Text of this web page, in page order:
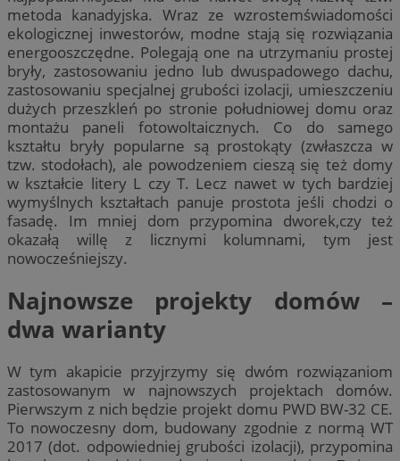
metoda kanadyjska. Wraz ze wzrostemświadomości
ekologicznej inwestorów, modne stają się rozwiązania
energooszczędne. Polegają one na utrzymaniu prostej
bryły, zastosowaniu jedno lub dwuspadowego dachu,
zastosowaniu specjalnej grubości izolacji, umieszczeniu
dużych przeszkleń po stronie południowej domu oraz
montażu paneli fotowoltaicznych. Co do samego
kształtu bryły popularne są prostokąty (zwłaszcza w
tzw. stodołach), ale powodzeniem cieszą się też domy
w kształcie litery L czy T. Lecz nawet w tych bardziej
wymyślnych kształtach panuje prostota jeśli chodzi o
fasadę. Im mniej dom przypomina dworek,czy też
okazałą willę z licznymi kolumnami, tym jest
nowocześniejszy.
Najnowsze projekty domów –
dwa warianty
W tym akapicie przyjrzymy się dwóm rozwiązaniom
zastosowanym w najnowszych projektach domów.
Pierwszym z nich będzie projekt domu PWD BW-32 CE.
To nowoczesny dom, budowany zgodnie z normą WT
2017 (dot. odpowiedniej grubości izolacji), przypomina